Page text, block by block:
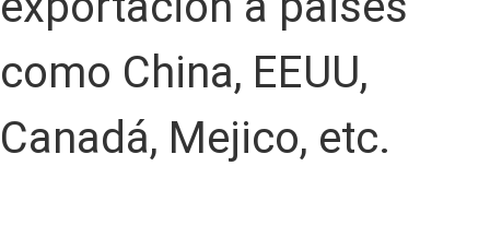
como China, EEUU,
Canadá, Mejico, etc.